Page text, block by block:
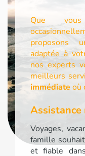
Que
proposons
adaptée à
nos experts
meilleurs
immédiate où
Voyages,
famille
et fiable